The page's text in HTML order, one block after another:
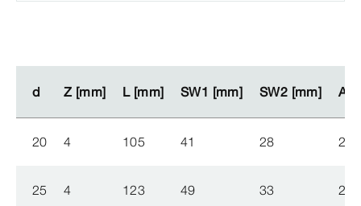
d Z [mm] L [mm] SW1 [mm] SW2 [mm]
d Z [mm] L [mm] SW1 [mm] SW2 [mm]
20 4 105 41 28
25 4 123 49 33